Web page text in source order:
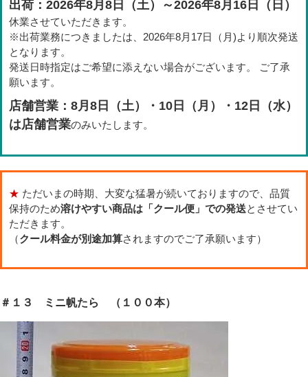
出荷：2026年8月8日（土）～2026年8月16日（日）
休業させていただきます。
※出荷業務につきましたは、2026年8月17日（月)より順次発送
となります。
発送日時指定はご希望に添えない場合がございます。 ご了承
願います。
店舗営業：8月8日（土）・10日（月）・12日（水）
は店舗営業のみいたします。
★ ただいまの時期、大変な猛暑が続いておりますので、品質
保持のため溶けやすい商品は「クール便」での発送とさせてい
ただきます。
（クール料金が別途加算されますのでご了承願います）
＃１３ ミニ帆たら （１００本）